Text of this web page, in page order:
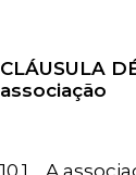
CLÁUSULA
associação
10.1 A